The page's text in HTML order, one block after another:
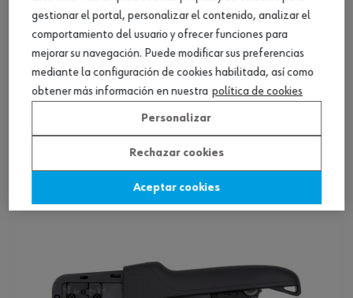
Crimpadora para cabezales intercambiables
Ver producto
gestionar el portal, personalizar el contenido, analizar el
comportamiento del usuario y ofrecer funciones para
mejorar su navegación. Puede modificar sus preferencias
mediante la configuración de cookies habilitada, así como
obtener más información en nuestra política de cookies
Personalizar
Rechazar cookies
Aceptar cookies